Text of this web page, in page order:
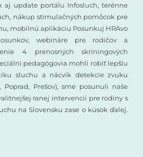
aj update portálu Infosluch, terénne
nákup stimulačných pomôcok pre
mobilnú aplikáciu Posunkuj HRAvo
webináre pre rodičov a
4 prenosných skríningových
pedagógovia mohli robiť lepšiu
sluchu a nácvik detekcie zvuku
Poprad, Prešov), sme posunuli naše
ranej intervencii pre rodiny s
na Slovensku zase o kúsok ďalej.